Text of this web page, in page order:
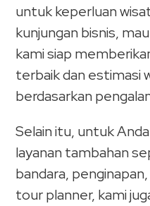
untuk keperluan
kunjungan bisnis,
kami siap
terbaik dan estimasi
berdasarkan
Selain itu, untuk
layanan tambahan
bandara,
tour planner, kami